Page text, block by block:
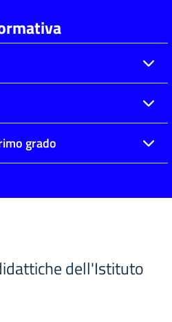
grado
dell'Istituto